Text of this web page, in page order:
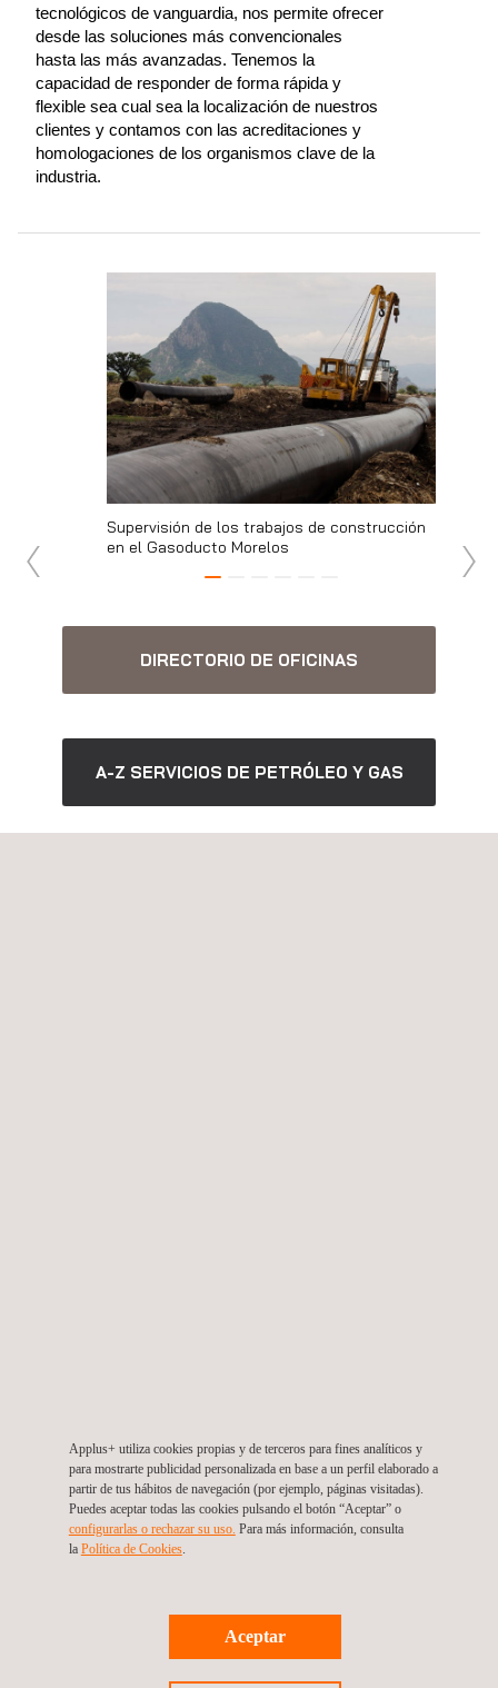
tecnológicos de vanguardia, nos permite ofrecer
desde las soluciones más convencionales
hasta las más avanzadas. Tenemos la
capacidad de responder de forma rápida y
flexible sea cual sea la localización de nuestros
clientes y contamos con las acreditaciones y
homologaciones de los organismos clave de la
industria.
Supervisión de los trabajos de construcción
en el Gasoducto Morelos
DIRECTORIO DE OFICINAS
A-Z SERVICIOS DE PETRÓLEO Y GAS
Upstream
El sector de la
exploración y
producción de
Midstream
El sector
intermedio del
petróleo y gas
compuesto por
empresas que se
especializan en el
Downstream
La
distribución
valor del petróleo y
compuesta por
Applus+ utiliza cookies propias y de terceros para fines analíticos y
para mostrarte publicidad personalizada en base a un perfil elaborado a
partir de tus hábitos de navegación (por ejemplo, páginas visitadas).
Puedes aceptar todas las cookies pulsando el botón “Aceptar” o
configurarlas o rechazar su uso. Para más información, consulta
la Política de Cookies. ​
Aceptar